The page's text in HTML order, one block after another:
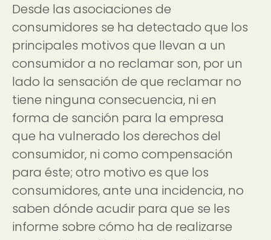
Desde las asociaciones de
consumidores se ha detectado que los
principales motivos que llevan a un
consumidor a no reclamar son, por un
lado la sensación de que reclamar no
tiene ninguna consecuencia, ni en
forma de sanción para la empresa
que ha vulnerado los derechos del
consumidor, ni como compensación
para éste; otro motivo es que los
consumidores, ante una incidencia, no
saben dónde acudir para que se les
informe sobre cómo ha de realizarse